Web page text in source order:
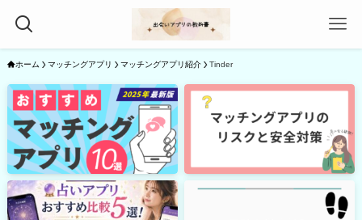
ホーム マッチングアプリ マッチングアプリ紹介 Tinder